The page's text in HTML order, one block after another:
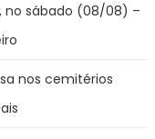
no sábado (08/08) –
nos cemitérios